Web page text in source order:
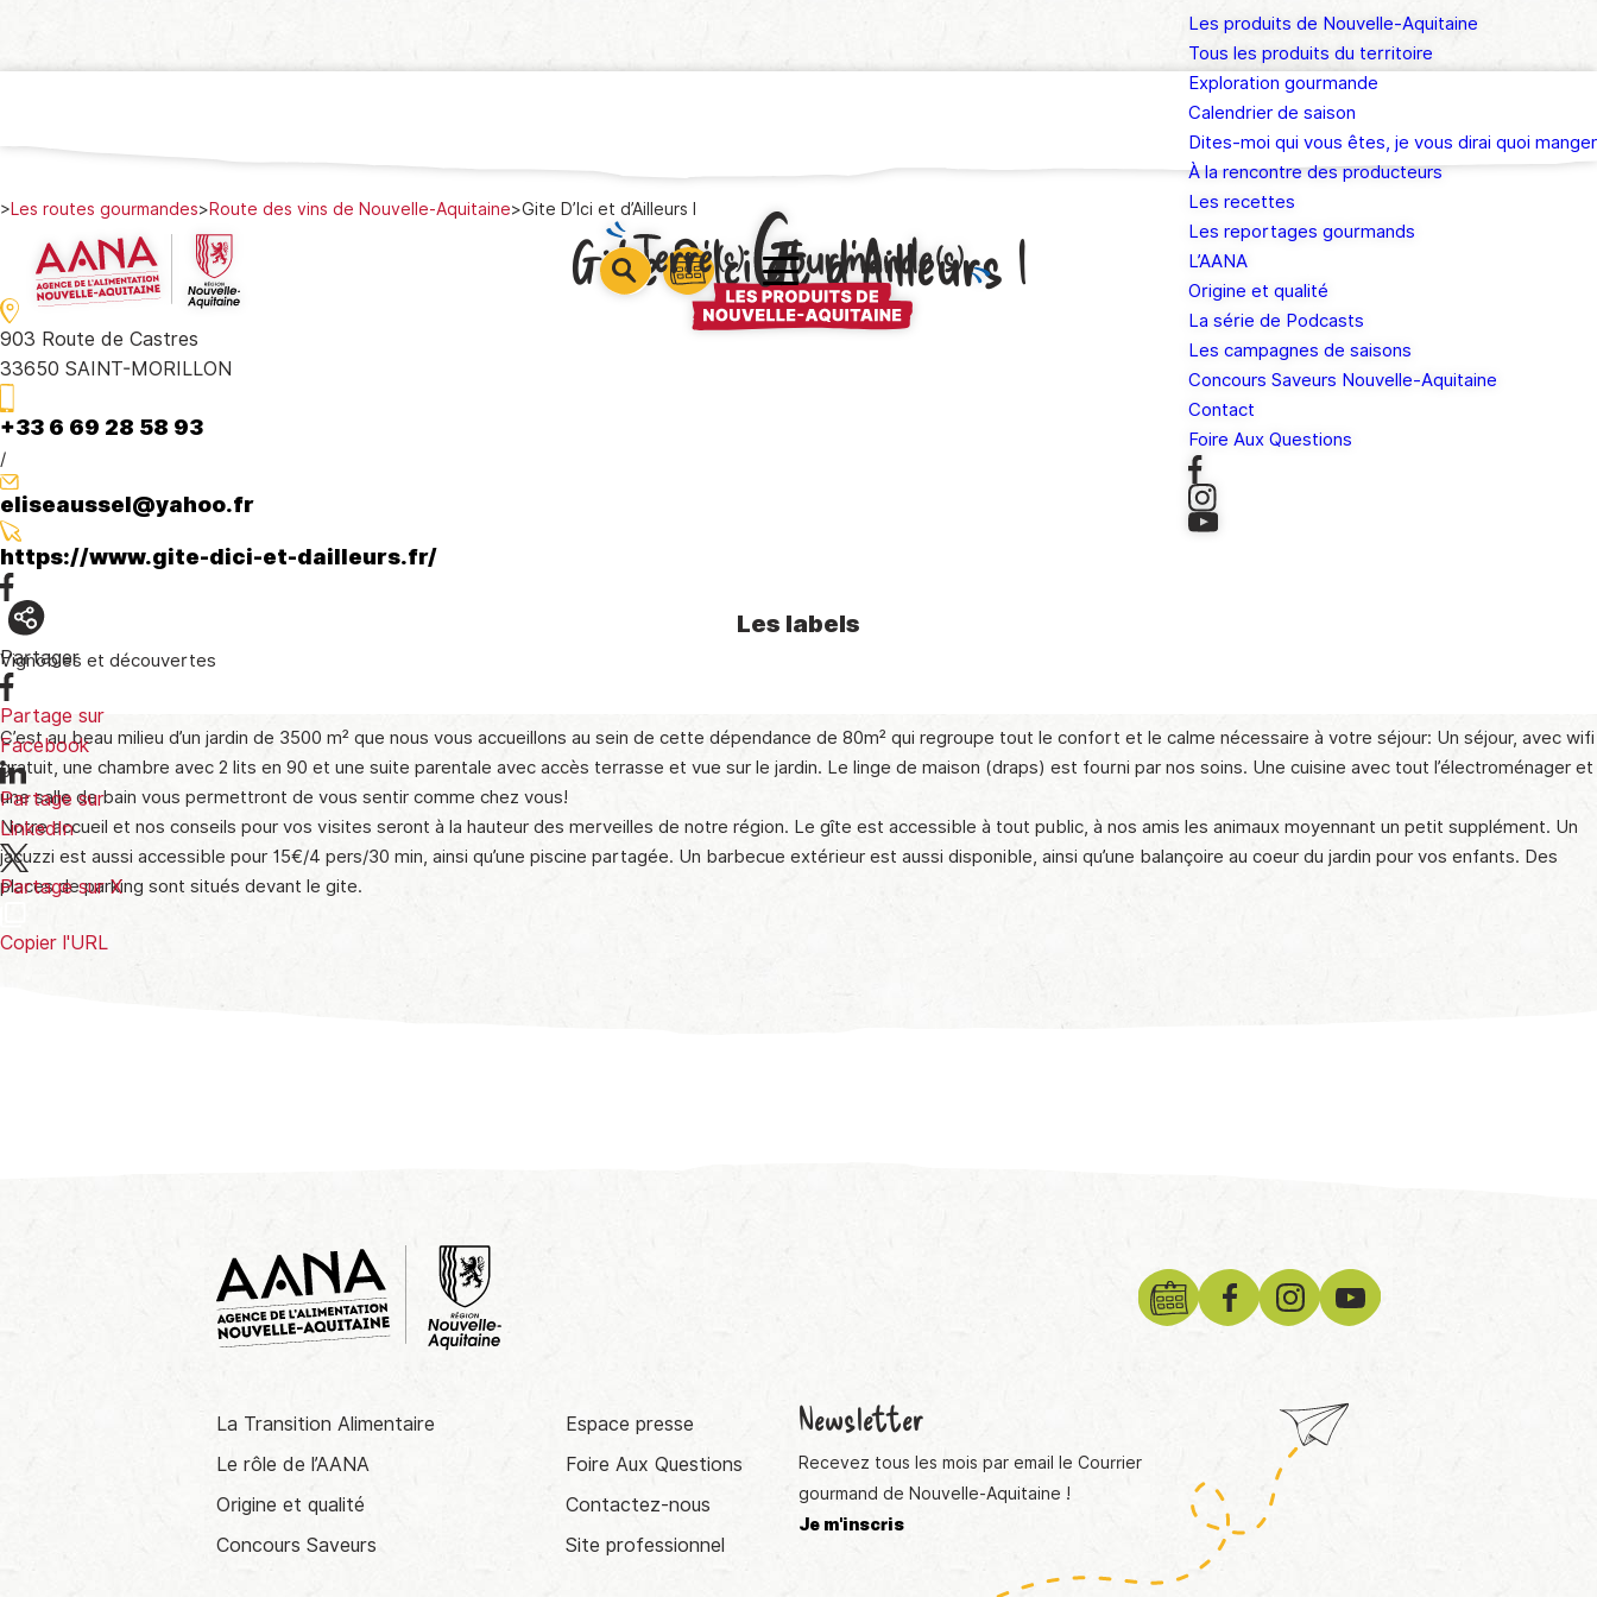
barre
1
barre
2
barre
3
Les produits de Nouvelle-Aquitaine
Tous les produits du territoire
Exploration gourmande
Calendrier de saison
Dites-moi qui vous êtes, je vous dirai quoi manger
À la rencontre des producteurs
Les recettes
Les reportages gourmands
L’AANA
Origine et qualité
La série de Podcasts
Les campagnes de saisons
Concours Saveurs Nouvelle-Aquitaine
Contact
Foire Aux Questions
>Les routes gourmandes>Route des vins de Nouvelle-Aquitaine>Gite D’Ici et d’Ailleurs I
Gite D’Ici et d’Ailleurs I
903 Route de Castres
33650 SAINT-MORILLON
+33 6 69 28 58 93
/
eliseaussel@yahoo.fr
https://www.gite-dici-et-dailleurs.fr/
Les labels
Vignobles et découvertes
C’est au beau milieu d’un jardin de 3500 m² que nous vous accueillons au sein de cette dépendance de 80m² qui regroupe tout le confort et le calme nécessaire à votre séjour: Un séjour, avec wifi
gratuit, une chambre avec 2 lits en 90 et une suite parentale avec accès terrasse et vue sur le jardin. Le linge de maison (draps) est fourni par nos soins. Une cuisine avec tout l’électroménager et
une salle de bain vous permettront de vous sentir comme chez vous!
Notre accueil et nos conseils pour vos visites seront à la hauteur des merveilles de notre région. Le gîte est accessible à tout public, à nos amis les animaux moyennant un petit supplément. Un
jacuzzi est aussi accessible pour 15€/4 pers/30 min, ainsi qu’une piscine partagée. Un barbecue extérieur est aussi disponible, ainsi qu’une balançoire au coeur du jardin pour vos enfants. Des
places de parking sont situés devant le gite.
Partager
Partage sur
Facebook
Partage sur
LinkedIn
Partage sur X
Copier l'URL
La Transition Alimentaire
Espace presse
Le rôle de l’AANA
Foire Aux Questions
Origine et qualité
Contactez-nous
Concours Saveurs
Site professionnel
Newsletter
Recevez tous les mois par email le Courrier
gourmand de Nouvelle-Aquitaine !
Je m'inscris